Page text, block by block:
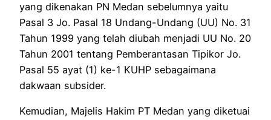
yang dikenakan PN Medan sebelumnya yaitu
Pasal 3 Jo. Pasal 18 Undang-Undang (UU) No. 31
Tahun 1999 yang telah diubah menjadi UU No. 20
Tahun 2001 tentang Pemberantasan Tipikor Jo.
Pasal 55 ayat (1) ke-1 KUHP sebagaimana
dakwaan subsider.
Kemudian, Majelis Hakim PT Medan yang diketuai